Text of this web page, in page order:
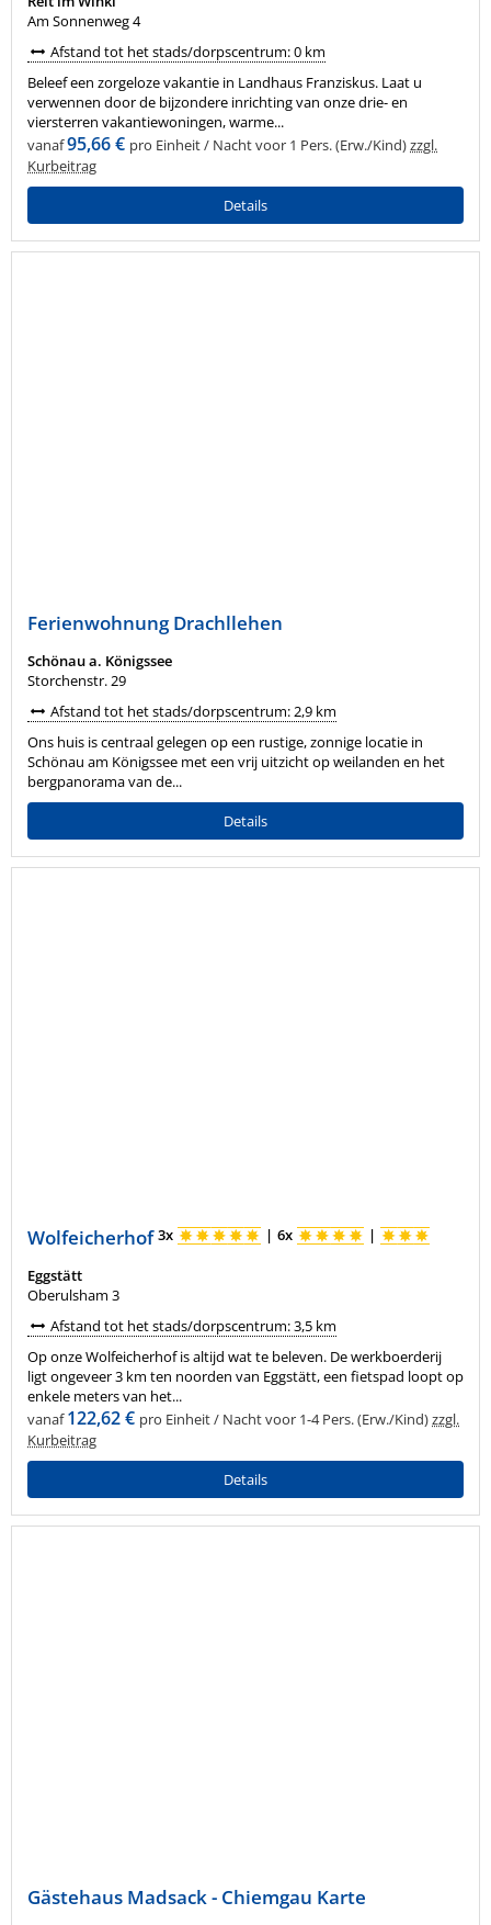
Am Sonnenweg 4
Afstand tot het stads/dorpscentrum: 0 km
Beleef een zorgeloze vakantie in Landhaus Franziskus. Laat u
verwennen door de bijzondere inrichting van onze drie- en
viersterren vakantiewoningen, warme...
vanaf95,66 € pro Einheit / Nacht voor 1 Pers. (Erw./Kind)zzgl.
Kurbeitrag
Details
Ferienwohnung Drachllehen
Schönau a. Königssee
Storchenstr. 29
Afstand tot het stads/dorpscentrum: 2,9 km
Ons huis is centraal gelegen op een rustige, zonnige locatie in
Schönau am Königssee met een vrij uitzicht op weilanden en het
bergpanorama van de...
Details
Wolfeicherhof3x | 6x |
Eggstätt
Oberulsham 3
Afstand tot het stads/dorpscentrum: 3,5 km
Op onze Wolfeicherhof is altijd wat te beleven. De werkboerderij
ligt ongeveer 3 km ten noorden van Eggstätt, een fietspad loopt op
enkele meters van het...
vanaf 122,62 € pro Einheit / Nacht voor 1-4 Pers. (Erw./Kind)zzgl.
Kurbeitrag
Details
Gästehaus Madsack - Chiemgau Karte